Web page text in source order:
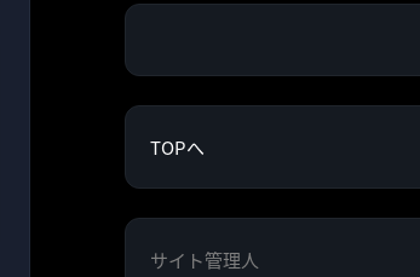
TOPへ
サイト管理人